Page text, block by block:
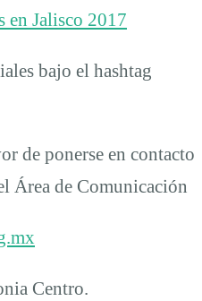
en Jalisco 2017
bajo el hashtag
de ponerse en contacto
Área de Comunicación
Centro.